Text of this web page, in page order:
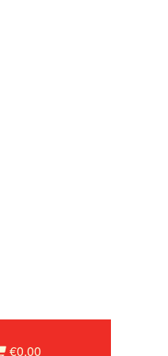
€0,00